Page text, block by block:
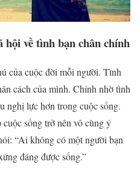
về tình bạn chân chính
của cuộc đời mỗi người. Tình
cách của mình. Chính nhờ tình
nghị lực hơn trong cuộc sống.
sống trở nên vô cùng ý
“Ai không có một người bạn
đáng được sống.”